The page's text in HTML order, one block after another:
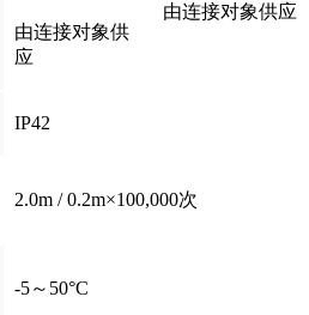
由连接对象供应
由连接对象供
应
IP42
2.0m / 0.2m×100,000次
-5～50°C